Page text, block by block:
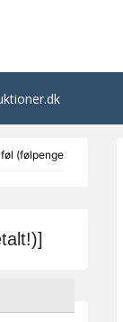
(følpenge